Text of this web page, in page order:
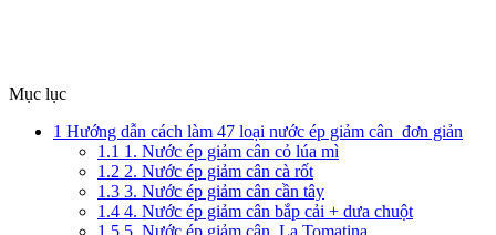
Mục lục
1 Hướng dẫn cách làm 47 loại nước ép giảm cân đơn giản
1.1 1. Nước ép giảm cân cỏ lúa mì
1.2 2. Nước ép giảm cân cà rốt
1.3 3. Nước ép giảm cân cần tây
1.4 4. Nước ép giảm cân bắp cải + dưa chuột
1.5 5. Nước ép giảm cân La Tomatina